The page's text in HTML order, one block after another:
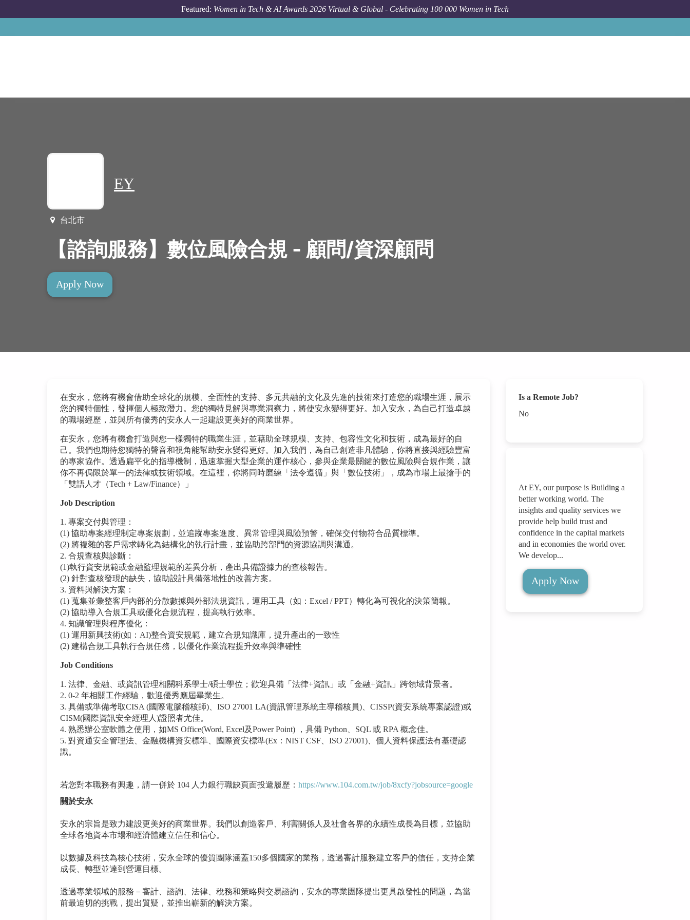
Featured: Women in Tech & AI Awards 2026 Virtual & Global - Celebrating 100 000 Women in Tech
EY
台北市
【諮詢服務】數位風險合規 - 顧問/資深顧問
Apply Now
在安永，您將有機會借助全球化的規模、全面性的支持、多元共融的文化及先進的技術來打造您的職場生涯，展示
您的獨特個性，發揮個人極致潛力。您的獨特見解與專業洞察力，將使安永變得更好。加入安永，為自己打造卓越
的職場經歷，並與所有優秀的安永人一起建設更美好的商業世界。
在安永，您將有機會打造與您一樣獨特的職業生涯，並藉助全球規模、支持、包容性文化和技術，成為最好的自
己。我們也期待您獨特的聲音和視角能幫助安永變得更好。加入我們，為自己創造非凡體驗，你將直接與經驗豐富
的專家協作。透過扁平化的指導機制，迅速掌握大型企業的運作核心，參與企業最關鍵的數位風險與合規作業，讓
你不再侷限於單一的法律或技術領域。在這裡，你將同時磨練「法令遵循」與「數位技術」，成為市場上最搶手的
「雙語人才（Tech + Law/Finance）」
Job Description
1. 專案交付與管理：
(1) 協助專案經理制定專案規劃，並追蹤專案進度、異常管理與風險預警，確保交付物符合品質標準。
(2) 將複雜的客戶需求轉化為結構化的執行計畫，並協助跨部門的資源協調與溝通。
2. 合規查核與診斷：
(1)執行資安規範或金融監理規範的差異分析，產出具備證據力的查核報告。
(2) 針對查核發現的缺失，協助設計具備落地性的改善方案。
3. 資料與解決方案：
(1) 蒐集並彙整客戶內部的分散數據與外部法規資訊，運用工具（如：Excel / PPT）轉化為可視化的決策簡報。
(2) 協助導入合規工具或優化合規流程，提高執行效率。
4. 知識管理與程序優化：
(1) 運用新興技術(如：AI)整合資安規範，建立合規知識庫，提升產出的一致性
(2) 建構合規工具執行合規任務，以優化作業流程提升效率與準確性
Job Conditions
1. 法律、金融、或資訊管理相關科系學士/碩士學位；歡迎具備「法律+資訊」或「金融+資訊」跨領域背景者。
2. 0-2 年相關工作經驗，歡迎優秀應屆畢業生。
3. 具備或準備考取CISA (國際電腦稽核師)、ISO 27001 LA(資訊管理系統主導稽核員)、CISSP(資安系統專案認證)或
CISM(國際資訊安全經理人)證照者尤佳。
4. 熟悉辦公室軟體之使用，如MS Office(Word, Excel及Power Point) ，具備 Python、SQL 或 RPA 概念佳。
5. 對資通安全管理法、金融機構資安標準、國際資安標準(Ex：NIST CSF、ISO 27001)、個人資料保護法有基礎認
識。
若您對本職務有興趣，請一併於 104 人力銀行職缺頁面投遞履歷： https://www.104.com.tw/job/8xcfy?jobsource=google
關於安永
安永的宗旨是致力建設更美好的商業世界。我們以創造客戶、利害關係人及社會各界的永續性成長為目標，並協助
全球各地資本市場和經濟體建立信任和信心。
以數據及科技為核心技術，安永全球的優質團隊涵蓋150多個國家的業務，透過審計服務建立客戶的信任，支持企業
成長、轉型並達到營運目標。
透過專業領域的服務－審計、諮詢、法律、稅務和策略與交易諮詢，安永的專業團隊提出更具啟發性的問題，為當
前最迫切的挑戰，提出質疑，並推出嶄新的解決方案。
Is a Remote Job?
No
At EY, our purpose is Building a
better working world. The
insights and quality services we
provide help build trust and
confidence in the capital markets
and in economies the world over.
We develop...
Apply Now